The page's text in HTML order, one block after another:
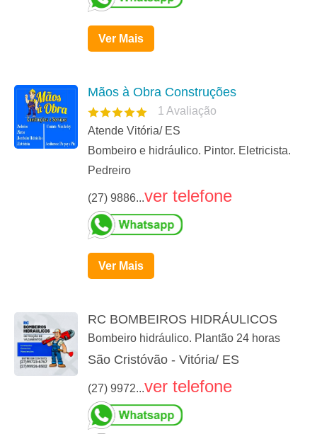
Ver Mais
Mãos à Obra Construções
1 Avaliação
Atende Vitória/ ES
Bombeiro e hidráulico. Pintor. Eletricista.
Pedreiro
(27) 9886...ver telefone
Ver Mais
RC BOMBEIROS HIDRÁULICOS
Bombeiro hidráulico. Plantão 24 horas
São Cristóvão - Vitória/ ES
(27) 9972...ver telefone